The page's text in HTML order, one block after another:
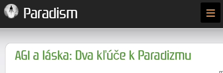
Paradism ≡
AGI a láska: Dva kľúče k Paradizmu